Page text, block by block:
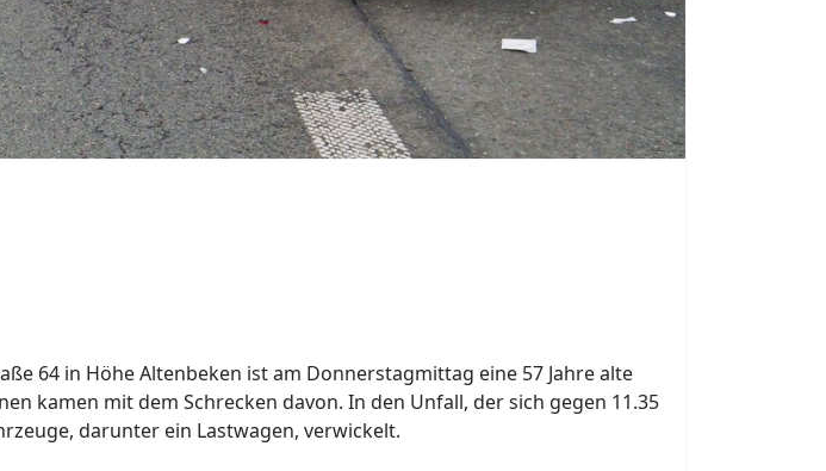
Delbrück
Feuerwehr und Stadtverwaltung in Delbrück trauern um Heiner
Gausemeier, der am Freitag vergangener Woche im Alter von 71